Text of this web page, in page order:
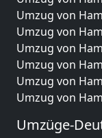
Umzug von
Umzug von
Umzug von
Umzug von
Umzug von
Umzug von
Umzüge-